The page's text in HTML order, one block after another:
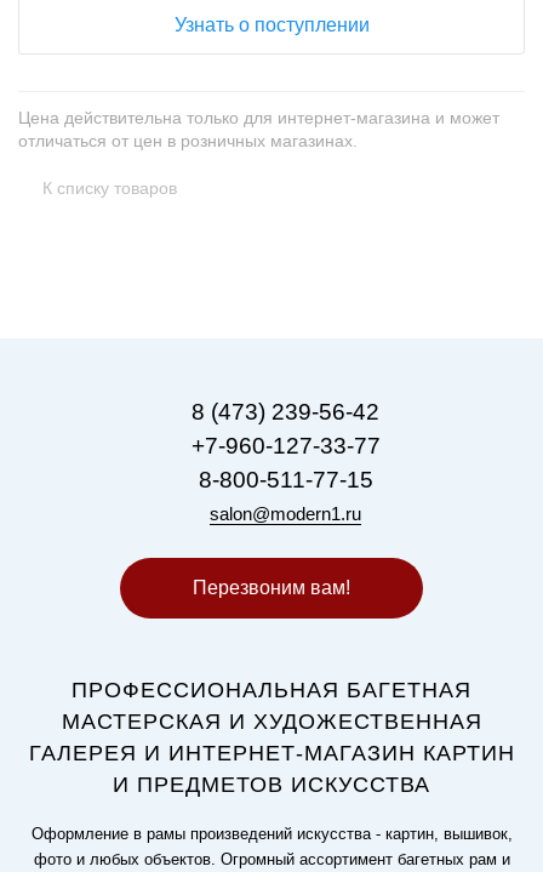
Узнать о поступлении
Цена действительна только для интернет-магазина и может
отличаться от цен в розничных магазинах.
К списку товаров
8 (473) 239-56-42
+7-960-127-33-77
8-800-511-77-15
salon@modern1.ru
Перезвоним вам!
ПРОФЕССИОНАЛЬНАЯ БАГЕТНАЯ
МАСТЕРСКАЯ И ХУДОЖЕСТВЕННАЯ
ГАЛЕРЕЯ И ИНТЕРНЕТ-МАГАЗИН КАРТИН
И ПРЕДМЕТОВ ИСКУССТВА
Оформление в рамы произведений искусства - картин, вышивок,
фото и любых объектов. Огромный ассортимент багетных рам и